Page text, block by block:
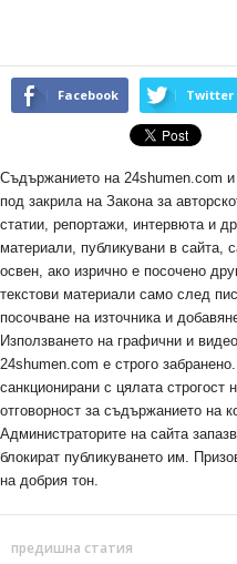
Facebook Twitter
Съдържанието на 24shumen.com и
под закрила на Закона за
статии, репортажи, интервюта и
материали, публикувани в сайта,
освен, ако изрично е посочено
текстови материали само след
посочване на източника и
Използването на графични и
24shumen.com е строго
санкционирани с цялата строгост
отговорност за съдържанието на
Администраторите на сайта
блокират публикуването им.
на добрия тон.
предишна статия